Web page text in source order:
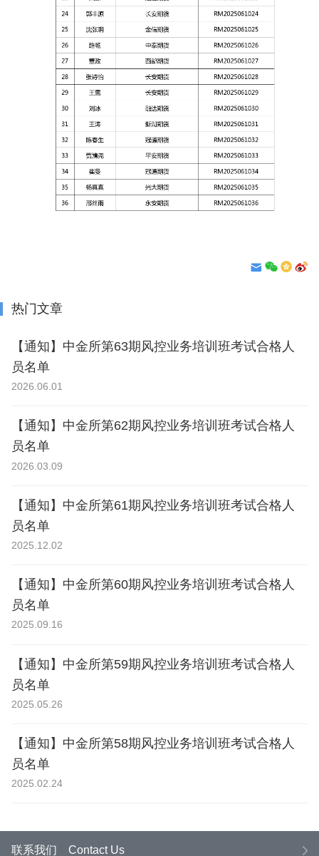
热门文章
【通知】中金所第63期风控业务培训班考试合格人
员名单
2026.06.01
【通知】中金所第62期风控业务培训班考试合格人
员名单
2026.03.09
【通知】中金所第61期风控业务培训班考试合格人
员名单
2025.12.02
【通知】中金所第60期风控业务培训班考试合格人
员名单
2025.09.16
【通知】中金所第59期风控业务培训班考试合格人
员名单
2025.05.26
【通知】中金所第58期风控业务培训班考试合格人
员名单
2025.02.24
联系我们Contact Us